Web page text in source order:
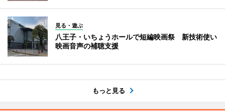
見る・遊ぶ
八王子・いちょうホールで短編映画祭 新技術使い
映画音声の補聴支援
もっと見る